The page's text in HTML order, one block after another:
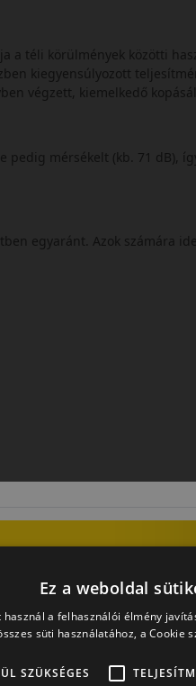
a téli körülmények közötti
kiegyensúlyozott
végzett, kiemelkedő
mérsékelt (kb. 71 dB),
egyaránt. Azok számára
amely jó tapadást
kínál.
fonódott
számít, ami számos
Ez a weboldal
használ a felhasználói élmény
süti használatához, a Cookie
SZÜKSÉGES